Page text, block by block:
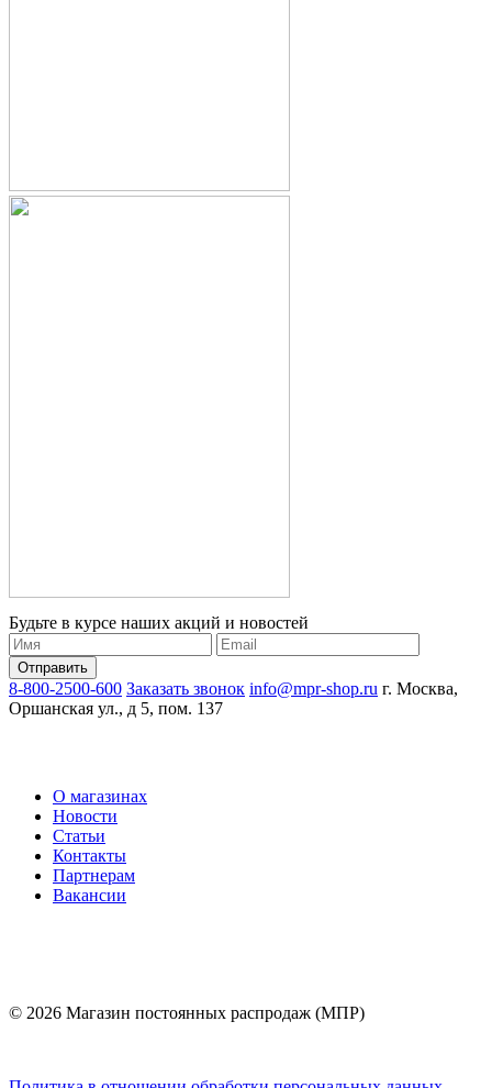
Будьте в курсе наших акций и новостей
8-800-2500-600 Заказать звонок info@mpr-shop.ru г. Москва,
Оршанская ул., д 5, пом. 137
О магазинах
Новости
Статьи
Контакты
Партнерам
Вакансии
© 2026 Магазин постоянных распродаж (МПР)